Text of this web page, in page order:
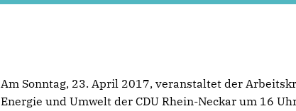
Am Sonntag, 23. April 2017, veranstaltet der
Energie und Umwelt der CDU Rhein-Neckar um 16